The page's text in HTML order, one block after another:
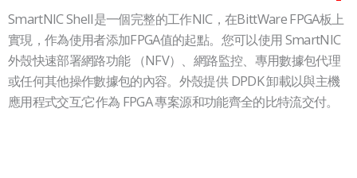
SmartNIC Shell是一個完整的工作NIC，在BittWare FPGA板上
實現，作為使用者添加FPGA值的起點。您可以使用 SmartNIC
外殼快速部署網路功能 （NFV）、網路監控、專用數據包代理
或任何其他操作數據包的內容。外殼提供 DPDK 卸載以與主機
應用程式交互;它作為 FPGA 專案源和功能齊全的比特流交付。